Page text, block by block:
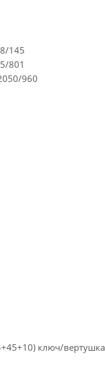
145
801
960
ключ/вертушка